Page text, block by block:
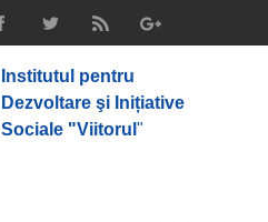
Institutul pentru
Dezvoltare şi Inițiative
Sociale "Viitorul "